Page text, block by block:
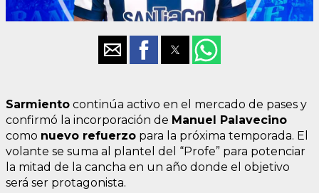
Sarmiento continúa activo en el mercado de pases y
confirmó la incorporación de Manuel Palavecino
como nuevo refuerzo para la próxima temporada. El
volante se suma al plantel del “Profe” para potenciar
la mitad de la cancha en un año donde el objetivo
será ser protagonista.